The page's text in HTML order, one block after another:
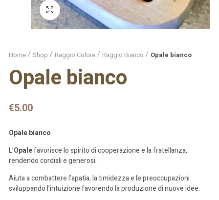
Schermo intero
Home Shop Raggio Colore Raggio Bianco Opale bianco
Opale bianco
€5.00
Opale bianco
L’Opalefavorisce lo spirito di cooperazione e la fratellanza,
rendendo cordiali e generosi.
Aiuta a combattere l’apatia, la timidezza e le preoccupazioni
sviluppando l’intuizione favorendo la produzione di nuove idee.